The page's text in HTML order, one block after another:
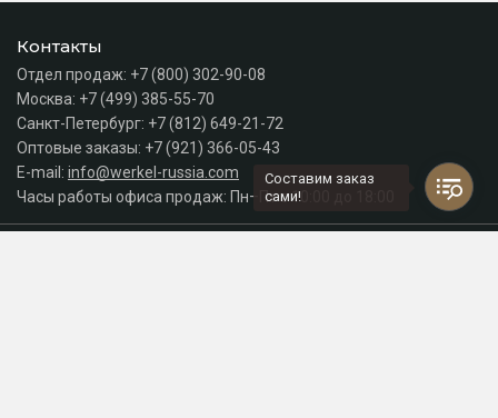
Контакты
Отдел продаж: +7 (800) 302-90-08
Москва: +7 (499) 385-55-70
Санкт-Петербург: +7 (812) 649-21-72
Оптовые заказы: +7 (921) 366-05-43
E-mail: info@werkel-russia.com
Часы работы офиса продаж: Пн–Пт с 10:00 до 18:00
Составим заказ
сами!